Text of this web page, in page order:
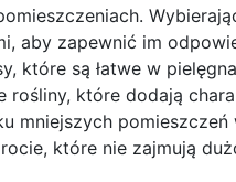
aby zapewnić im
które są łatwe w
rośliny, które dodają
mniejszych pomieszczeń
które nie zajmują